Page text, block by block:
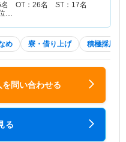
名 OT：26名 ST：17名
…
め 寮・借り上げ 積極採用中
を問い合わせる
る